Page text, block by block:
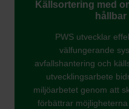
Källsortering med
PWS utvecklar
välfungerande
avfallshantering och
utvecklingsarbete
miljöarbetet genom att
förbättrar